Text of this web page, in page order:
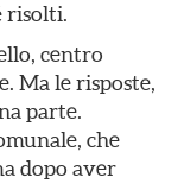
risolti.
centro
Ma le risposte,
parte.
che
dopo aver